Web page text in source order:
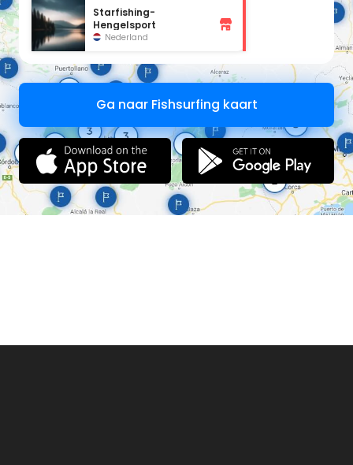
Starfishing-
Hengelsport
Nederland
Ga naar Fishsurfing kaart